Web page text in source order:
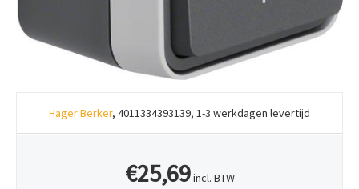
Hager Berker, 4011334393139, 1-3 werkdagen levertijd
€25,69incl. BTW